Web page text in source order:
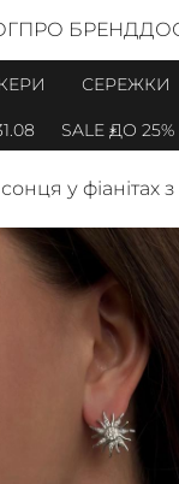
ПРО БРЕНД
СЕРЕЖКИ
SALE ДО 25%
у фіанітах